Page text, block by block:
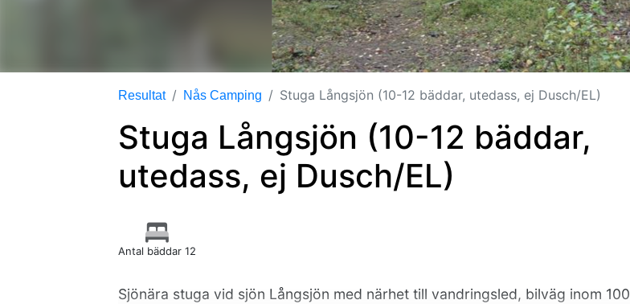
Resultat Nås Camping Stuga Långsjön (10-12 bäddar, utedass, ej Dusch/EL)
Stuga Långsjön (10-12 bäddar,
utedass, ej Dusch/EL)
Antal bäddar 12
Sjönära stuga vid sjön Långsjön med närhet till vandringsled, bilväg inom 100